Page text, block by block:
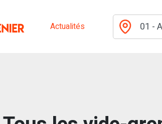
Actualités